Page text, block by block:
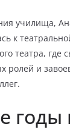
училища,
к
театра, где
ролей и
годы